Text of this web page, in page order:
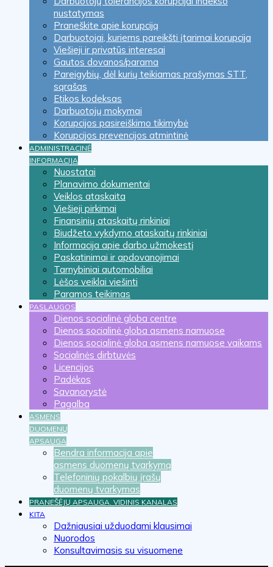
nustatymas
Praneškite apie korupciją
Darbuotojai, kuriems pareikšti įtarimai korupcija
Viešieji ir privatūs interesai
Gautos dovanos/parama
Pareigybių, dėl kurių teikiamas prašymas STT,
sąrašas
Etikos kodeksas
Darbuotojų mokymai
Korupcijos pasireiškimo tikimybė
Korupcijos prevencijos atmintinė
ADMINISTRACINĖ
INFORMACIJA
Nuostatai
Planavimo dokumentai
Veiklos ataskaita
Viešieji pirkimai
Finansinių ataskaitų rinkiniai
Biudžeto vykdymo ataskaitų rinkiniai
Informacija apie darbo užmokestį
Paskatinimai ir apdovanojimai
Tarnybiniai automobiliai
Lėšos veiklai viešinti
Paramos teikimas
PASLAUGOS
Dienos socialinė globa centre
Dienos socialinė globa asmens namuose
Dienos socialinė globa asmens namuose vaikams
Socialinės dirbtuvės
Licencijos
Padėkos
Savanorystė
Pagalba
ASMENS
DUOMENŲ
APSAUGA
Bendra informacija apie
asmens duomenų tvarkymą
Telefoninių pokalbių įrašų
duomenų tvarkymas
PRANEŠĖJŲ APSAUGA. VIDINIS KANALAS
KITA
Dažniausiai užduodami klausimai
Nuorodos
Konsultavimasis su visuomene